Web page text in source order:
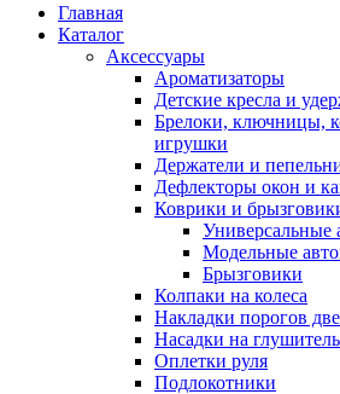
Главная
Каталог
Аксессуары
Ароматизаторы
Детские кресла и
Брелоки, ключницы,
игрушки
Держатели и
Дефлекторы окон и
Коврики и
Универсальные
Модельные
Брызговики
Колпаки на колеса
Накладки порогов
Насадки на глушитель
Оплетки руля
Подлокотники